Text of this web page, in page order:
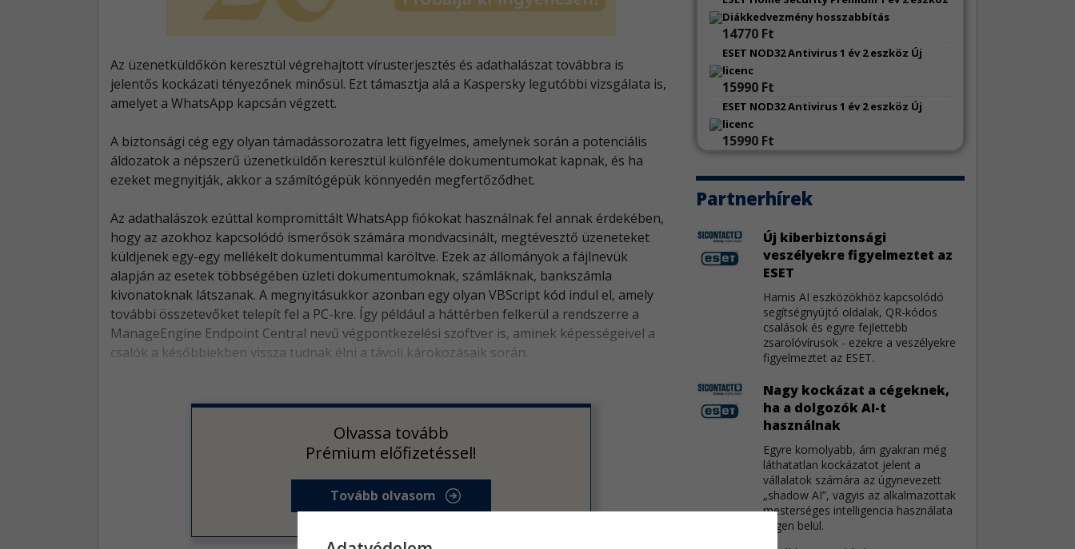
Az üzenetküldőkön keresztül végrehajtott vírusterjesztés és adathalászat továbbra is
jelentős kockázati tényezőnek minősül. Ezt támasztja alá a Kaspersky legutóbbi vizsgálata is,
amelyet a WhatsApp kapcsán végzett.
A biztonsági cég egy olyan támadássorozatra lett figyelmes, amelynek során a potenciális
áldozatok a népszerű üzenetküldőn keresztül különféle dokumentumokat kapnak, és ha
ezeket megnyitják, akkor a számítógépük könnyedén megfertőződhet.
Az adathalászok ezúttal kompromittált WhatsApp fiókokat használnak fel annak érdekében,
hogy az azokhoz kapcsolódó ismerősök számára mondvacsinált, megtévesztő üzeneteket
küldjenek egy-egy mellékelt dokumentummal karöltve. Ezek az állományok a fájlnevük
alapján az esetek többségében üzleti dokumentumoknak, számláknak, bankszámla
kivonatoknak látszanak. A megnyitásukkor azonban egy olyan VBScript kód indul el, amely
további összetevőket telepít fel a PC-kre. Így például a háttérben felkerül a rendszerre a
ManageEngine Endpoint Central nevű végpontkezelési szoftver is, aminek képességeivel a
csalók a későbbiekben vissza tudnak élni a távoli károkozásaik során.
Olvassa tovább
Prémium előfizetéssel!
Tovább olvasom
Go sérülékenységek
A Go jelentős mennyiségű sebezhetőség miatt
kapott frissítést.
WeeChat sebezhetőségek
A WeeChat kapcsán három biztonsági hiba látott
napvilágot.
AutoCAD sebezhetőségek
biztonsági javítást kaptak.
Apache Tomcat biztonsági hiba
Az Apache Tomcat egy közepes veszélyességű
hiba miatt kapott frissítést.
OpenVPN Server sérülékenységek
adtak tájékoztatást.
Samba sérülékenységek
A Samba féltucat sebezhetőségre kapott
gyógymódot.
Diákkedvezmény hosszabbítás
14770 Ft
ESET NOD32 Antivirus 1 év 2 eszköz Új
licenc
15990 Ft
ESET NOD32 Antivirus 1 év 2 eszköz Új
licenc
15990 Ft
Partnerhírek
Új kiberbiztonsági
veszélyekre figyelmeztet az
ESET
Hamis AI eszközökhöz kapcsolódó
segítségnyújtó oldalak, QR-kódos
csalások és egyre fejlettebb
zsarolóvírusok - ezekre a veszélyekre
figyelmeztet az ESET.
Nagy kockázat a cégeknek,
ha a dolgozók AI-t
használnak
Egyre komolyabb, ám gyakran még
láthatatlan kockázatot jelent a
vállalatok számára az úgynevezett
„shadow AI”, vagyis az alkalmazottak
mesterséges intelligencia használata
cégen belül.